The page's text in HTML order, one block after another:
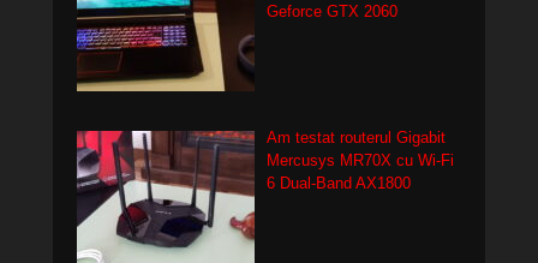
Geforce GTX 2060
Am testat routerul Gigabit
Mercusys MR70X cu Wi-Fi
6 Dual-Band AX1800